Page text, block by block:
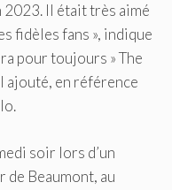
2023. Il était très aimé
fidèles fans », indique
pour toujours » The
ajouté, en référence
soir lors d’un
de Beaumont, au